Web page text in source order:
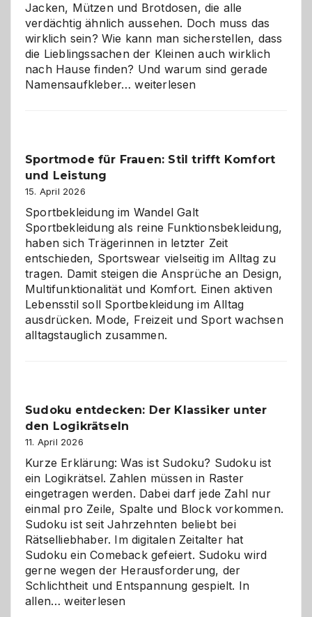
Jacken, Mützen und Brotdosen, die alle
verdächtig ähnlich aussehen. Doch muss das
wirklich sein? Wie kann man sicherstellen, dass
die Lieblingssachen der Kleinen auch wirklich
nach Hause finden? Und warum sind gerade
Namensaufkleber…Namensaufkleber
gegen
Chaos
weiterlesen
Sportmode für Frauen: Stil trifft Komfort
und Leistung
15. April 2026
Sportbekleidung im Wandel Galt
Sportbekleidung als reine Funktionsbekleidung,
haben sich Trägerinnen in letzter Zeit
entschieden, Sportswear vielseitig im Alltag zu
tragen. Damit steigen die Ansprüche an Design,
Multifunktionalität und Komfort. Einen aktiven
Lebensstil soll Sportbekleidung im Alltag
ausdrücken. Mode, Freizeit und Sport wachsen
alltagstauglich zusammen.
Sudoku entdecken: Der Klassiker unter
den Logikrätseln
11. April 2026
Kurze Erklärung: Was ist Sudoku? Sudoku ist
ein Logikrätsel. Zahlen müssen in Raster
eingetragen werden. Dabei darf jede Zahl nur
einmal pro Zeile, Spalte und Block vorkommen.
Sudoku ist seit Jahrzehnten beliebt bei
Rätselliebhaber. Im digitalen Zeitalter hat
Sudoku ein Comeback gefeiert. Sudoku wird
gerne wegen der Herausforderung, der
Schlichtheit und Entspannung gespielt. In
allen…Sudoku
weiterlesen